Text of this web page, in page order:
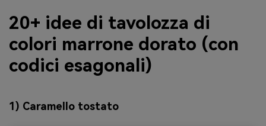
20+ idee di tavolozza di
colori marrone dorato (con
codici esagonali)
1) Caramello tostato